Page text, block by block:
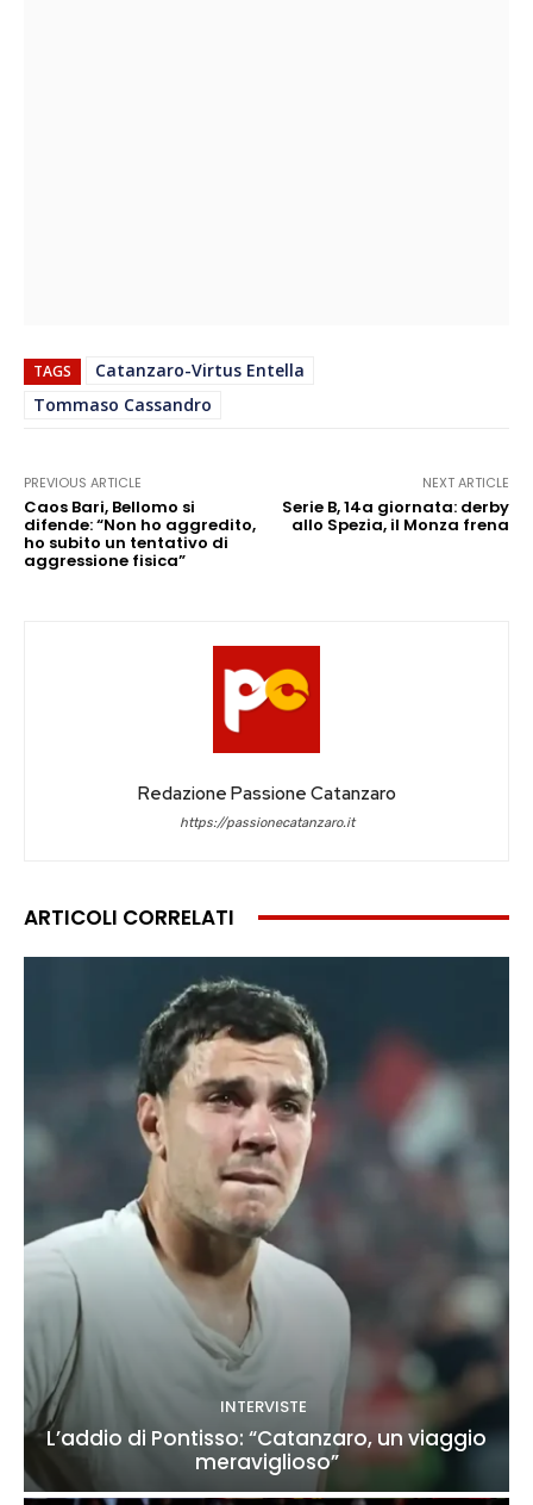
TAGS
Catanzaro-Virtus Entella
Tommaso Cassandro
PREVIOUS ARTICLE
Caos Bari, Bellomo si
difende: “Non ho aggredito,
ho subito un tentativo di
aggressione fisica”
NEXT ARTICLE
Serie B, 14a giornata: derby
allo Spezia, il Monza frena
Redazione Passione Catanzaro
https://passionecatanzaro.it
ARTICOLI CORRELATI
INTERVISTE
L’addio di Pontisso: “Catanzaro, un viaggio
meraviglioso”